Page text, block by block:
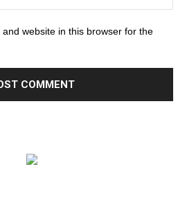
website in this browser for the